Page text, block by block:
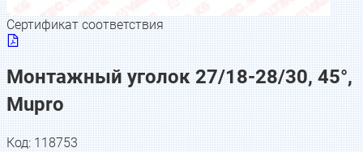
Сертификат соответствия
Монтажный уголок 27/18-28/30, 45°,
Mupro
Код:118753